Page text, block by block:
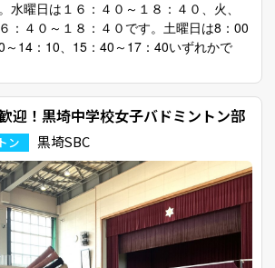
水曜日は１６：４０～１８：４０、火、
：４０～１８：４０です。土曜日は8：00
～14：10、15：40～17：40いずれかで
迎！黒埼中学校女子バドミントン部
ン 黒埼SBC